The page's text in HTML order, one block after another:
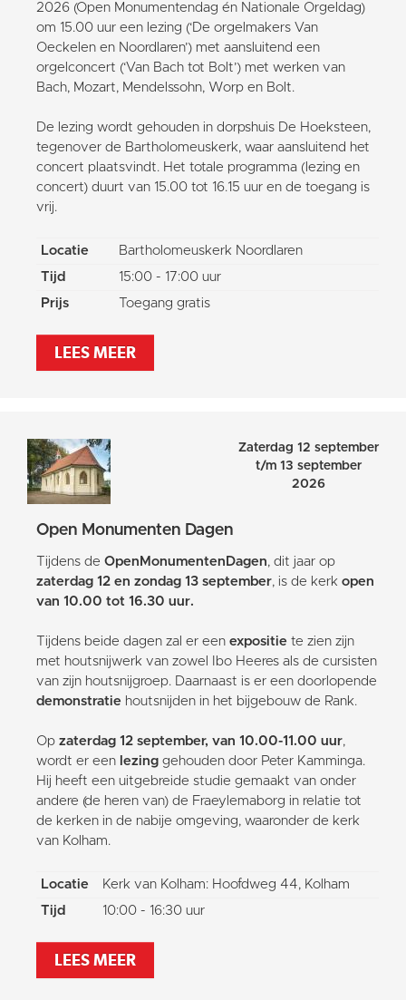
2026 (Open Monumentendag én Nationale Orgeldag)
om 15.00 uur een lezing (‘De orgelmakers Van
Oeckelen en Noordlaren’) met aansluitend een
orgelconcert (‘Van Bach tot Bolt’) met werken van
Bach, Mozart, Mendelssohn, Worp en Bolt.
De lezing wordt gehouden in dorpshuis De Hoeksteen,
tegenover de Bartholomeuskerk, waar aansluitend het
concert plaatsvindt. Het totale programma (lezing en
concert) duurt van 15.00 tot 16.15 uur en de toegang is
vrij.
Locatie
Bartholomeuskerk Noordlaren
Tijd
15:00 - 17:00 uur
Prijs
Toegang gratis
LEES MEER
Zaterdag 12 september
t/m 13 september
2026
Open Monumenten Dagen
Tijdens de OpenMonumentenDagen, dit jaar op
zaterdag 12 en zondag 13 september, is de kerk open
van 10.00 tot 16.30 uur.
Tijdens beide dagen zal er een expositie te zien zijn
met houtsnijwerk van zowel Ibo Heeres als de cursisten
van zijn houtsnijgroep. Daarnaast is er een doorlopende
demonstratie houtsnijden in het bijgebouw de Rank.
Op zaterdag 12 september, van 10.00-11.00 uur,
wordt er een lezing gehouden door Peter Kamminga.
Hij heeft een uitgebreide studie gemaakt van onder
andere (de heren van) de Fraeylemaborg in relatie tot
de kerken in de nabije omgeving, waaronder de kerk
van Kolham.
Locatie
Kerk van Kolham: Hoofdweg 44, Kolham
Tijd
10:00 - 16:30 uur
LEES MEER